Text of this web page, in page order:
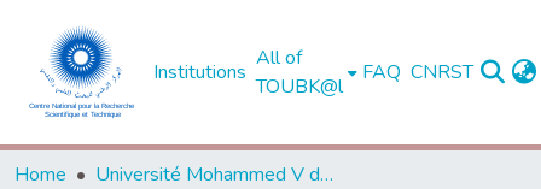
Institutions
All of
TOUBK@l
FAQ CNRST
Home
Université Mohammed V de Rabat